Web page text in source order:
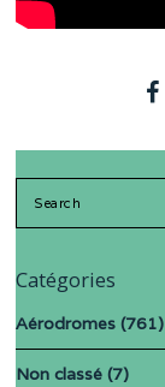
Catégories
Aérodromes (761)
Non classé (7)